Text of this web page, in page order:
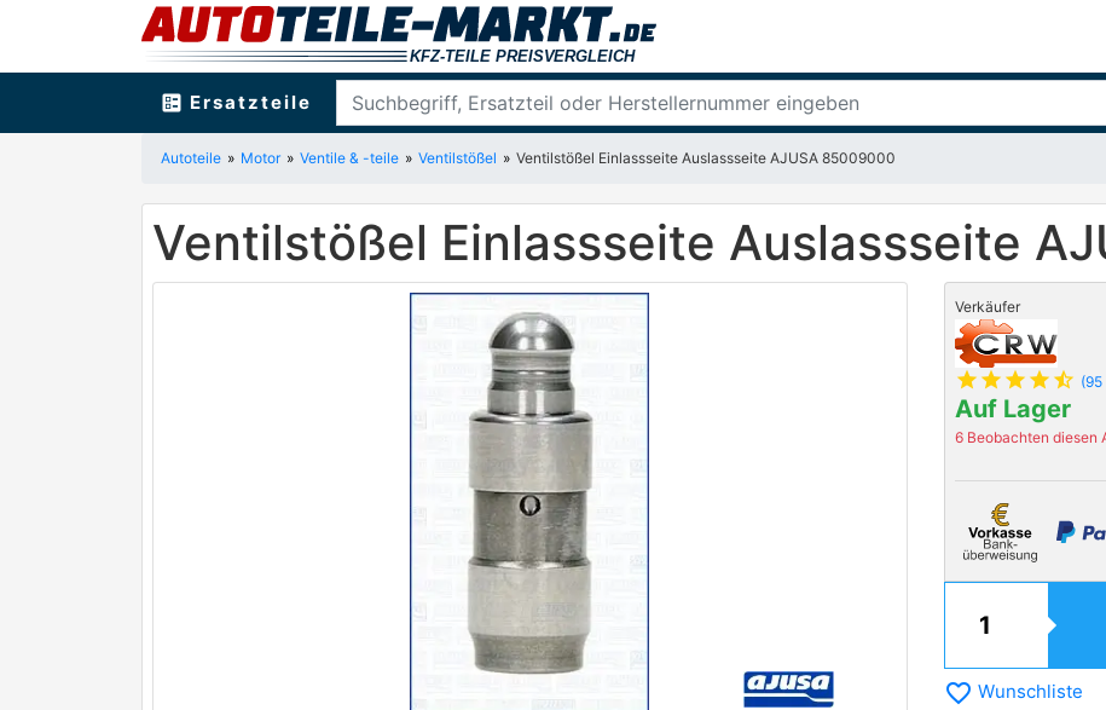
ballot Ersatzteile
Autoteile Motor Ventile & -teile Ventilstößel Ventilstößel Einlassseite Auslassseite AJUSA 85009000
Ventilstößel Einlassseite Auslassseite
Verkäufer
star star star star star_half (95
Auf Lager
6 Beobachten diesen
favorite_border Wunschliste